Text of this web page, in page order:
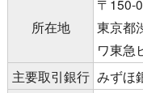
所在地
〒150-
東京都
ワ東急
主要取引銀行 みずほ